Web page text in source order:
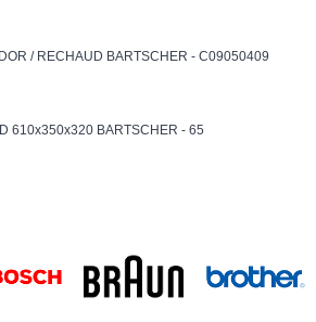
/ RECHAUD BARTSCHER - C09050409
610x350x320 BARTSCHER - 65